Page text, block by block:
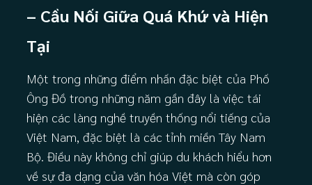
– Cầu Nối Giữa Quá Khứ và Hiện
Tại
Một trong những điểm nhấn đặc biệt của Phố
Ông Đồ trong những năm gần đây là việc tái
hiện các làng nghề truyền thống nổi tiếng của
Việt Nam, đặc biệt là các tỉnh miền Tây Nam
Bộ. Điều này không chỉ giúp du khách hiểu hơn
về sự đa dạng của văn hóa Việt mà còn góp